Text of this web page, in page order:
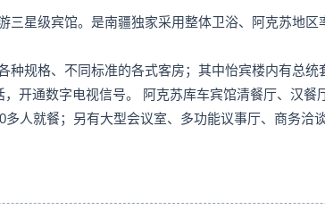
星级宾馆。是南疆独家采用整体卫浴、阿克苏地区
种规格、不同标准的各式客房；其中怡宾楼内有总统
开通数字电视信号。 阿克苏库车宾馆清餐厅、汉餐
人就餐；另有大型会议室、多功能议事厅、商务洽